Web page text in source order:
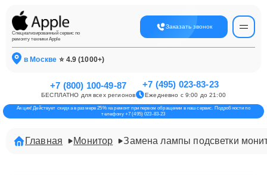
Специализированный сервис по
ремонту техники Apple
Заказать звонок
в Москве ⭐ 4.9 (1000+)
+7 (800) 100-49-87
БЕСПЛАТНО для всех регионов
+7 (495) 023-83-23
Ежедневно с 9:00 до 21:00
Акция! Действует скидка в размере 25% на ремонт при первом обращении в наш сервис. Подробности по
телефону +7 (495) 023-83-23
Главная Монитор Замена лампы подсветки